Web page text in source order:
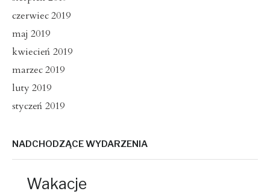
czerwiec 2019
maj 2019
kwiecień 2019
marzec 2019
luty 2019
styczeń 2019
NADCHODZĄCE WYDARZENIA
Wakacje